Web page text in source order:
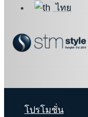
ไทย
โปรโมชั่น